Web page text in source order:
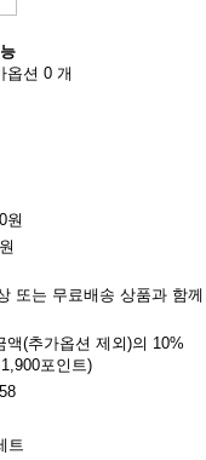
옵션 0 개
원
또는 무료배송 상품과 함
액(추가옵션 제외)의 10%
포인트)
트